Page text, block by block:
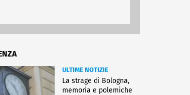
ULTIME NOTIZIE
La strage di Bologna,
memoria e polemiche